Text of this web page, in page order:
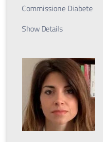
Commissione Diabete
Show Details